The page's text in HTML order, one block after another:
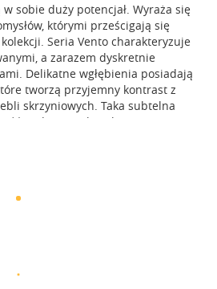
sobie duży potencjał. Wyraża się
którymi prześcigają się
Seria Vento charakteryzuje
a zarazem dyskretnie
Delikatne wgłębienia posiadają
tworzą przyjemny kontrast z
skrzyniowych. Taka subtelna
nadaje im charakteru i